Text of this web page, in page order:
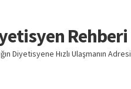
Rehberi
Diyetisyene Hızlı Ulaşmanın Adresi